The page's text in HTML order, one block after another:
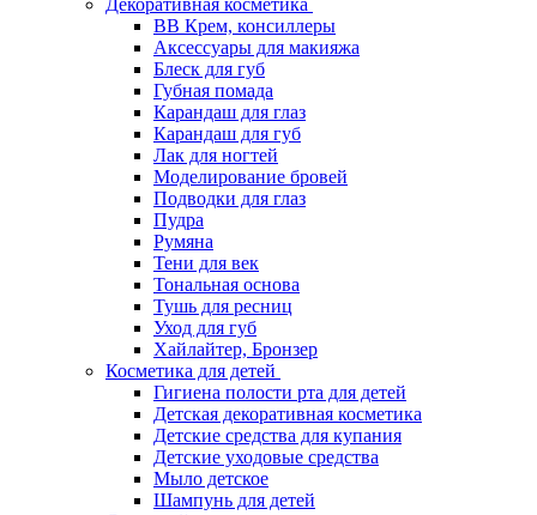
Декоративная косметика
BB Крем, консиллеры
Аксессуары для макияжа
Блеск для губ
Губная помада
Карандаш для глаз
Карандаш для губ
Лак для ногтей
Моделирование бровей
Подводки для глаз
Пудра
Румяна
Тени для век
Тональная основа
Тушь для ресниц
Уход для губ
Хайлайтер, Бронзер
Косметика для детей
Гигиена полости рта для детей
Детская декоративная косметика
Детские средства для купания
Детские уходовые средства
Мыло детское
Шампунь для детей